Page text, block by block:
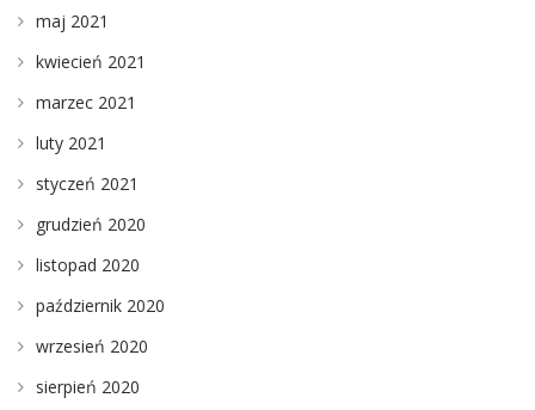
maj 2021
kwiecień 2021
marzec 2021
luty 2021
styczeń 2021
grudzień 2020
listopad 2020
październik 2020
wrzesień 2020
sierpień 2020